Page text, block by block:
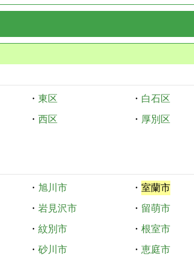
・ 東区 ・ 白石区
・ 西区 ・ 厚別区
・ 旭川市 ・ 室蘭市
・ 岩見沢市 ・ 留萌市
・ 紋別市 ・ 根室市
・ 砂川市 ・ 恵庭市